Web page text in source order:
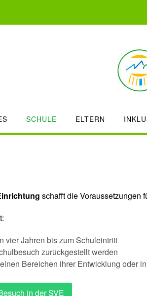
SCHULE ELTERN
schafft die Voraussetzungen
vier Jahren bis zum Schuleintritt
zurückgestellt werden
Bereichen ihrer Entwicklung oder
in der SVE